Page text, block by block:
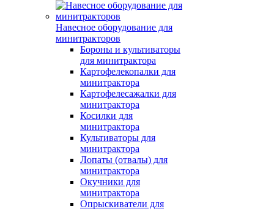
Навесное оборудование для
минитракторов
Бороны и культиваторы
для минитрактора
Картофелекопалки для
минитрактора
Картофелесажалки для
минитрактора
Косилки для
минитрактора
Культиваторы для
минитрактора
Лопаты (отвалы) для
минитрактора
Окучники для
минитрактора
Опрыскиватели для